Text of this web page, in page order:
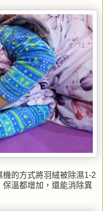
的方式將羽絨被除濕1-2
溫都增加，還能消除異